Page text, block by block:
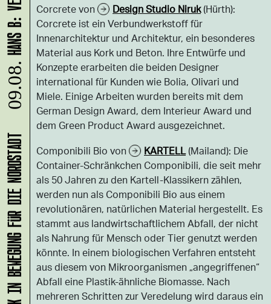
Corcrete von
Design Studio Niruk(Hürth):
Corcrete ist ein Verbundwerkstoff für
Innenarchitektur und Architektur, ein besonderes
Material aus Kork und Beton. Ihre Entwürfe und
Konzepte erarbeiten die beiden Designer
international für Kunden wie Bolia, Olivari und
Miele. Einige Arbeiten wurden bereits mit dem
German Design Award, dem Interieur Award und
dem Green Product Award ausgezeichnet.
Componibili Bio von
KARTELL(Mailand): Die
Container-Schränkchen Componibili, die seit mehr
als 50 Jahren zu den Kartell-Klassikern zählen,
werden nun als Componibili Bio aus einem
revolutionären, natürlichen Material hergestellt. Es
stammt aus landwirtschaftlichem Abfall, der nicht
als Nahrung für Mensch oder Tier genutzt werden
könnte. In einem biologischen Verfahren entsteht
aus diesem von Mikroorganismen „angegriffenen“
Abfall eine Plastik-ähnliche Biomasse. Nach
mehreren Schritten zur Veredelung wird daraus ein
09.08.